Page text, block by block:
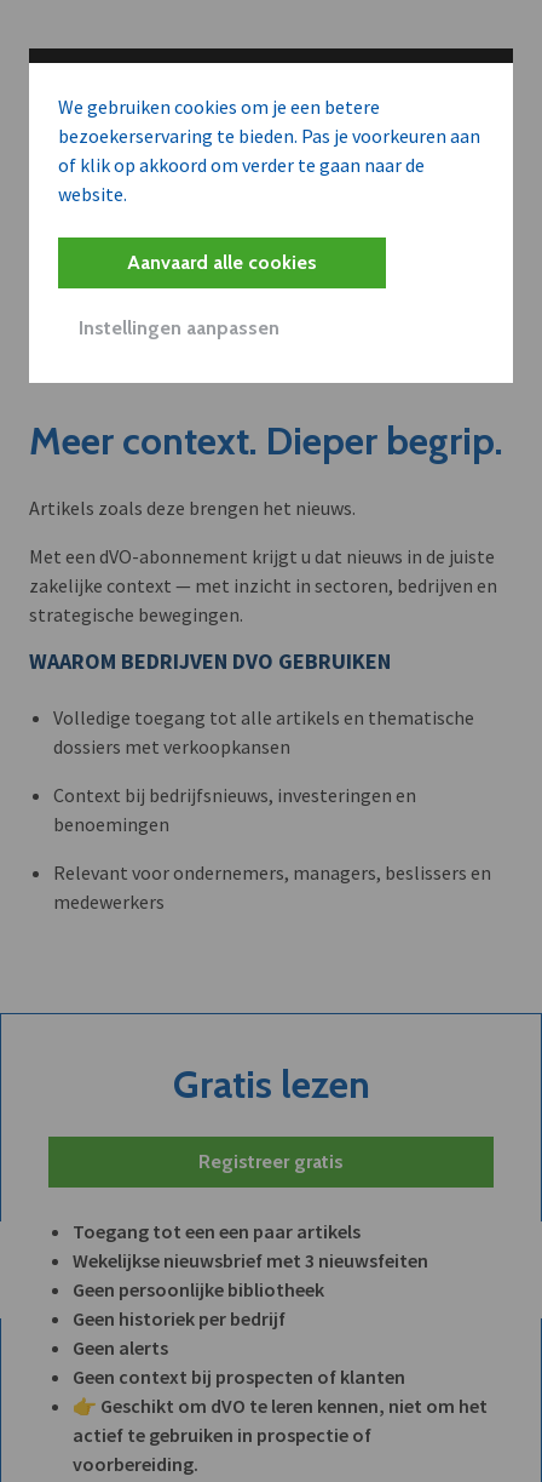
We gebruiken cookies om je een betere
bezoekerservaring te bieden. Pas je voorkeuren aan
of klik op akkoord om verder te gaan naar de
website.
Aanvaard alle cookies
Instellingen aanpassen
Meer context. Dieper begrip.
Artikels zoals deze brengen het nieuws.
Met een dVO-abonnement krijgt u dat nieuws in de juiste
zakelijke context — met inzicht in sectoren, bedrijven en
strategische bewegingen.
WAAROM BEDRIJVEN DVO GEBRUIKEN
Volledige toegang tot alle artikels en thematische
dossiers met verkoopkansen
Context bij bedrijfsnieuws, investeringen en
benoemingen
Relevant voor ondernemers, managers, beslissers en
medewerkers
Gratis lezen
Registreer gratis
Toegang tot een een paar artikels
Wekelijkse nieuwsbrief met 3 nieuwsfeiten
Geen persoonlijke bibliotheek
Geen historiek per bedrijf
Geen alerts
Geen context bij prospecten of klanten
👉 Geschikt om dVO te leren kennen, niet om het
actief te gebruiken in prospectie of
voorbereiding.